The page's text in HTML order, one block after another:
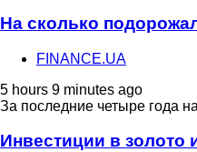
На сколько
FINANCE.UA
5 hours 9 minutes ago
За последние четыре года
Инвестиции в золото